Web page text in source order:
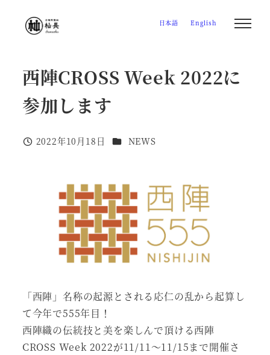
日本語 English
西陣CROSS Week 2022に
参加します
投稿日
2022年10月18日 カテゴリー
NEWS
「西陣」名称の起源とされる応仁の乱から起算し
て今年で555年目！
西陣織の伝統技と美を楽しんで頂ける西陣
CROSS Week 2022が11/11～11/15まで開催さ